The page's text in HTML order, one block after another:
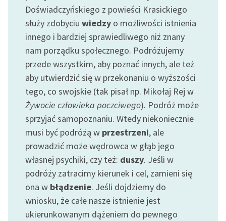
Feministyczne inspiracje.
Popularyzacja
skandynawskiej literatury
feministycznej
Ręce pełne poezji
Kolekcje edukacyjne
twórców przechodzących
do domeny publicznej,
lektur szkolnych oraz
Starego Testamentu
Odkurzamy bohaterów
Szkoła Poezji Wolnych
Lektur
O nas
Doświadczyńskiego z powieści Krasickiego
służy zdobyciu wiedzy o możliwości istnienia
innego i bardziej sprawiedliwego niż znany
nam porządku społecznego. Podróżujemy
przede wszystkim, aby poznać innych, ale też
aby utwierdzić się w przekonaniu o wyższości
tego, co swojskie (tak pisał np. Mikołaj Rej w
Żywocie człowieka poczciwego). Podróż może
sprzyjać samopoznaniu. Wtedy niekoniecznie
musi być podróżą w przestrzeni, ale
prowadzić może wędrowca w głąb jego
własnej psychiki, czy też: duszy. Jeśli w
podróży zatracimy kierunek i cel, zamieni się
ona w błądzenie. Jeśli dojdziemy do
wniosku, że całe nasze istnienie jest
ukierunkowanym dążeniem do pewnego